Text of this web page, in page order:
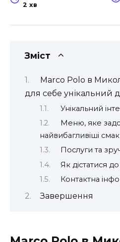
2 хв
Зміст
Marco Polo в
для себе унікальний
Унікальний
Меню, яке
найвибагливіші
Послуги та
Як дістатися
Контактна
Завершення